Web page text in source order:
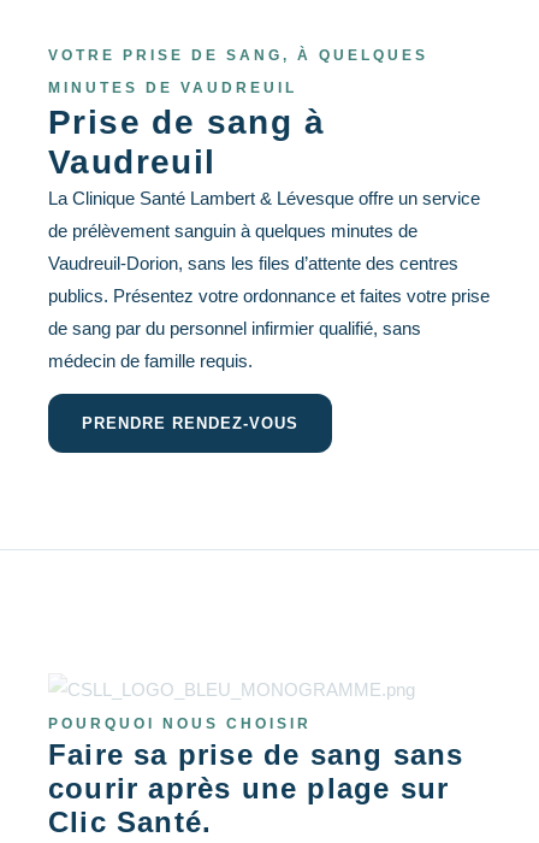
VOTRE PRISE DE SANG, À QUELQUES
MINUTES DE VAUDREUIL
Prise de sang à
Vaudreuil
La Clinique Santé Lambert & Lévesque offre un service
de prélèvement sanguin à quelques minutes de
Vaudreuil-Dorion, sans les files d’attente des centres
publics. Présentez votre ordonnance et faites votre prise
de sang par du personnel infirmier qualifié, sans
médecin de famille requis.
PRENDRE RENDEZ-VOUS
POURQUOI NOUS CHOISIR
Faire sa prise de sang sans
courir après une plage sur
Clic Santé.